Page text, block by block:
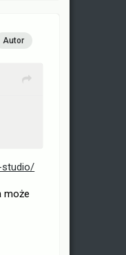
Autor
studio/
może